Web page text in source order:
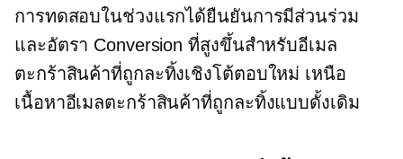
การทดสอบในช่วงแรกได้ยืนยันการมีส่วนร่วม
และอัตรา Conversion ที่สูงขึ้นสำหรับอีเมล
ตะกร้าสินค้าที่ถูกละทิ้งเชิงโต้ตอบใหม่ เหนือ
เนื้อหาอีเมลตะกร้าสินค้าที่ถูกละทิ้งแบบดั้งเดิม